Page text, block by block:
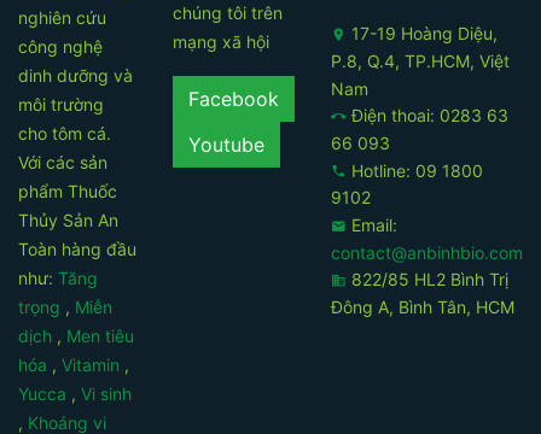
nghiên cứu
công nghệ
dinh dưỡng và
môi trường
cho tôm cá.
Với các sản
phẩm Thuốc
Thủy Sản An
Toàn hàng đầu
như: Tăng
trọng , Miễn
dịch , Men tiêu
hóa , Vitamin ,
Yucca , Vi sinh
, Khoáng vi
chúng tôi trên
mạng xã hội
Facebook
Youtube
location_on
17-19 Hoàng Diệu,
P.8, Q.4, TP.HCM, Việt
Nam
call_end Điện thoai: 0283 63
66 093
phone Hotline: 09 1800
9102
email Email:
contact@anbinhbio.com
business 822/85 HL2 Bình Trị
Đông A, Bình Tân, HCM